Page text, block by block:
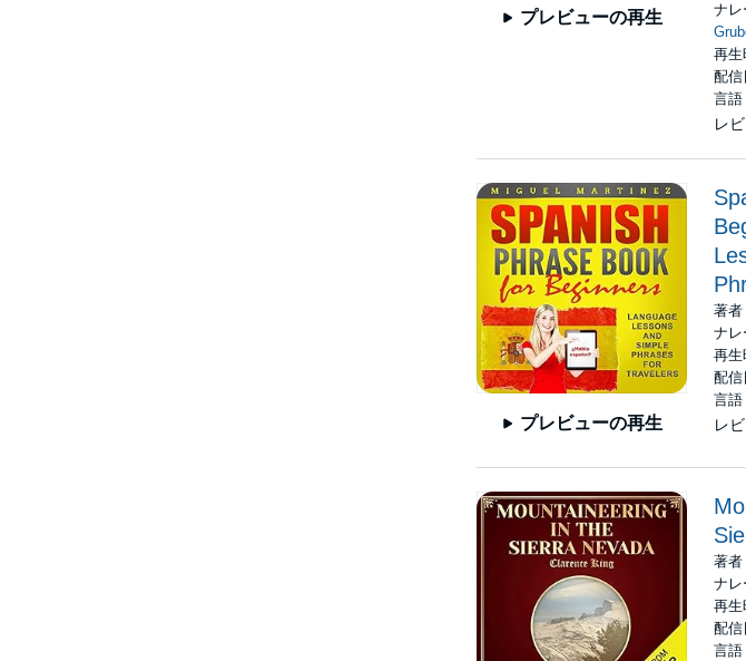
プレビューの再生
ナレ
再
配信
言
レ
プレビューの再生
著者
ナレ
再
配信
言
レ
著
ナレ
再
配信
言